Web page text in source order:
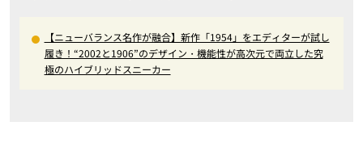
【ニューバランス名作が融合】新作「1954」をエディターが試し
履き！“2002と1906”のデザイン・機能性が高次元で両立した究
極のハイブリッドスニーカー